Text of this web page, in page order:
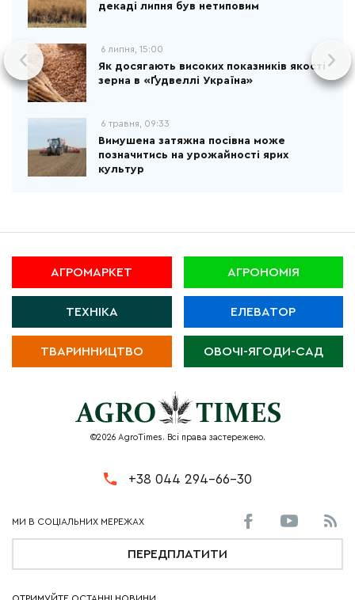
декаді липня був нетиповим
6 липня, 15:00
Як досягають високих показників якості
зерна в «Ґудвеллі Україна»
6 травня, 09:33
Вимушена затяжна посівна може
позначитись на урожайності ярих
культур
АГРОМАРКЕТ АГРОНОМІЯ
ТЕХНІКА ЕЛЕВАТОР
ТВАРИННИЦТВО ОВОЧІ-ЯГОДИ-САД
©2026 AgroTimes. Всі права застережено.
+38 044 294-66-30
ПЕРЕДПЛАТИТИ